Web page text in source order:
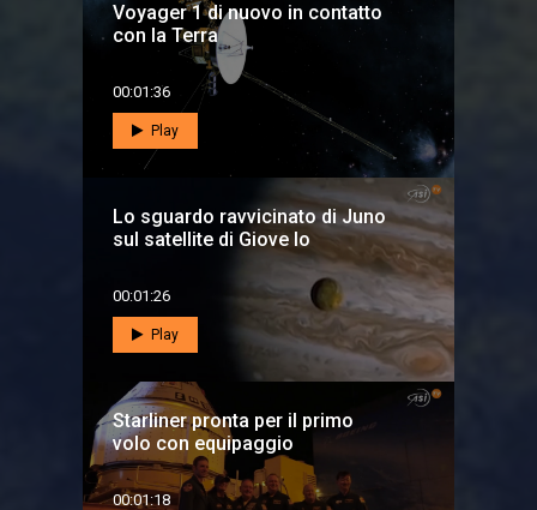
Voyager 1 di nuovo in contatto
con la Terra
00:01:36
Play
Lo sguardo ravvicinato di Juno
sul satellite di Giove Io
00:01:26
Play
Starliner pronta per il primo
volo con equipaggio
00:01:18